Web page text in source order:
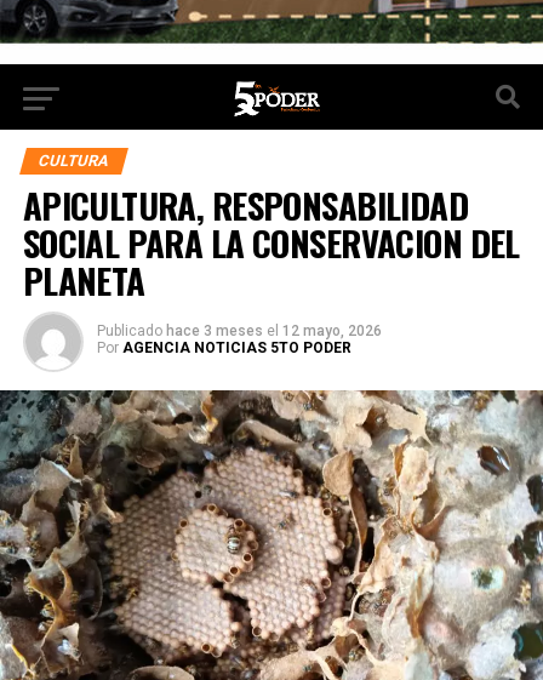
CULTURA
APICULTURA, RESPONSABILIDAD
SOCIAL PARA LA CONSERVACION DEL
PLANETA
Publicado hace 3 meses el 12 mayo, 2026
Por AGENCIA NOTICIAS 5TO PODER